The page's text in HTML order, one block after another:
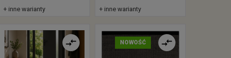
+ inne warianty + inne warianty
NOWOŚĆ